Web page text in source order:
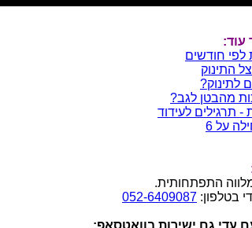
עוד:
לפי חודשים
התינוק
לתינוק?
מהבטן לגב?
- תרגילים לעידוד
על 6
מלווה התפתחותית.
בטלפון: 052-6409087
עדי גם ישירות בוואטסאפ: